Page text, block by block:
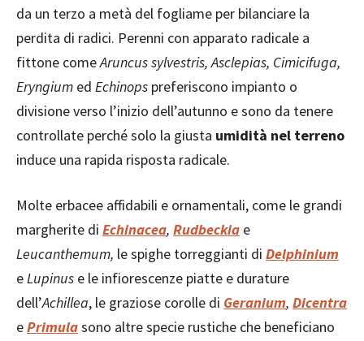
da un terzo a metà del fogliame per bilanciare la
perdita di radici. Perenni con apparato radicale a
fittone comeAruncus sylvestris, Asclepias, Cimicifuga,
Eryngium ed Echinops preferiscono impianto o
divisione verso l’inizio dell’autunno e sono da tenere
controllate perché solo la giusta umidità nel terreno
induce una rapida risposta radicale.
Molte erbacee affidabili e ornamentali, come le grandi
margherite di Echinacea, Rudbeckia e
Leucanthemum, le spighe torreggianti di Delphinium
eLupinus e le infiorescenze piatte e durature
dell’Achillea, le graziose corolle di Geranium, Dicentra
ePrimulasono altre specie rustiche che beneficiano